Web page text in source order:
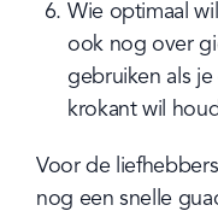
Wie optimaal
ook nog over
gebruiken als
krokant wil
Voor de
nog een snelle